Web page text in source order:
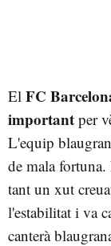
El FC
important per
L'equip
de mala
tant un xut
l'estabilitat i va
canterà